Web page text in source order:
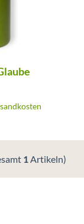
1Artikeln)